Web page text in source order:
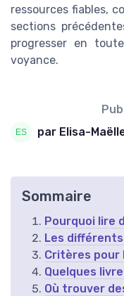
ressources fiables,
sections
progresser en
voyance.
par Elisa-
Sommaire
Pourquoi lire
Les
Critères pour
Quelques
Où trouver